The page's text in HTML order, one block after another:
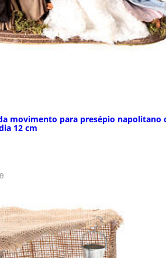
movimento para presépio napolitano
12 cm